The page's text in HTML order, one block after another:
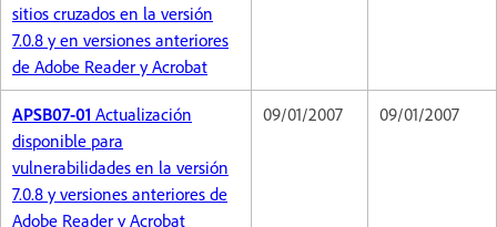
sitios cruzados en la versión
7.0.8 y en versiones anteriores
de Adobe Reader y Acrobat
APSB07-01 Actualización
disponible para
vulnerabilidades en la versión
7.0.8 y versiones anteriores de
Adobe Reader y Acrobat
09/01/2007 09/01/2007